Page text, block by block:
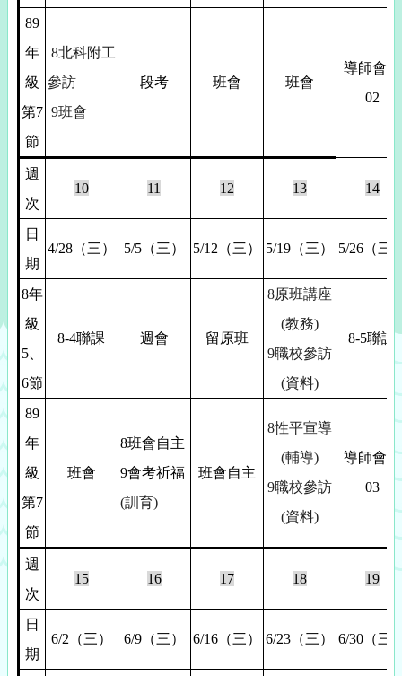
89
年
級
第7
節
8北科附工
參訪
9班會
段考 班會 班會
導師會議
02
週
次
10 11 12 13 14
日
期
4/28（三） 5/5（三） 5/12 （三） 5/19（三） 5/26（三
8年
級
5、
6節
8-4聯課 週會 留原班
8原班講座
(教務)
9職校參訪
(資料)
8-5聯課
89
年
級
第7
節
班會
8班會自主
9會考祈福
(訓育)
班會自主
8性平宣導
(輔導)
9職校參訪
(資料)
導師會議
03
週
次
15 16 17 18 19
日
期
6/2 （三） 6/9（三） 6/16（三） 6/23（三） 6/30（三